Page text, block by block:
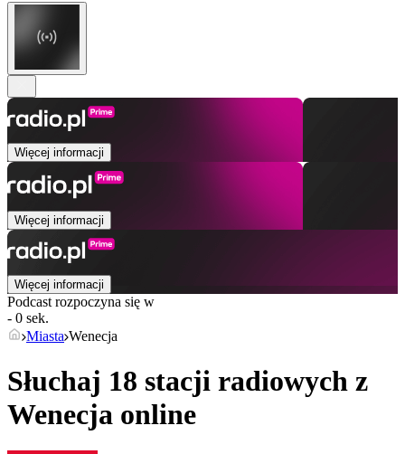
Więcej informacji
Więcej informacji
Więcej informacji
Podcast rozpoczyna się w
- 0 sek.
Miasta Wenecja
Słuchaj 18 stacji radiowych z
Wenecja online